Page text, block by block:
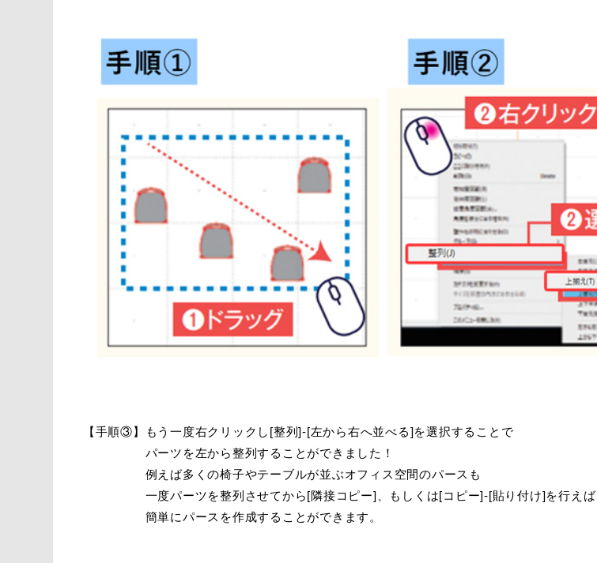
【手順③】もう一度右クリックし[整列]-[左から右へ並べる]を選択することで
パーツを左から整列することができました！
例えば多くの椅子やテーブルが並ぶオフィス空間のパースも
一度パーツを整列させてから[隣接コピー]、もしくは[コピー]-[貼り付け]を行えば
簡単にパースを作成することができます。